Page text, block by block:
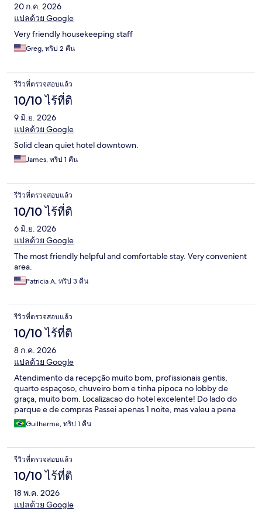
20 ก.ค. 2026
แปลด้วย Google
Very friendly housekeeping staff
Greg, ทริป 2 คืน
รีวิวที่ตรวจสอบแล้ว
10/10 ไร้ที่ติ
9 มิ.ย. 2026
แปลด้วย Google
Solid clean quiet hotel downtown.
James, ทริป 1 คืน
รีวิวที่ตรวจสอบแล้ว
10/10 ไร้ที่ติ
6 มิ.ย. 2026
แปลด้วย Google
The most friendly helpful and comfortable stay. Very convenient
area.
Patricia A, ทริป 3 คืน
รีวิวที่ตรวจสอบแล้ว
10/10 ไร้ที่ติ
8 ก.ค. 2026
แปลด้วย Google
Atendimento da recepção muito bom, profissionais gentis,
quarto espaçoso, chuveiro bom e tinha pipoca no lobby de
graça, muito bom. Localizacao do hotel excelente! Do lado do
parque e de compras Passei apenas 1 noite, mas valeu a pena
Guilherme, ทริป 1 คืน
รีวิวที่ตรวจสอบแล้ว
10/10 ไร้ที่ติ
18 พ.ค. 2026
แปลด้วย Google